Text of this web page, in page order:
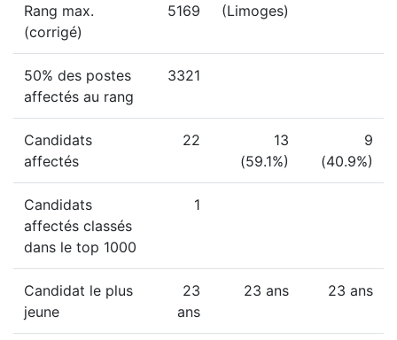
Rang max.
(corrigé)
5169 (Limoges)
50% des postes
affectés au rang
3321
Candidats
affectés
22
13
(59.1%)
9
(40.9%)
Candidats
affectés classés
dans le top 1000
1
Candidat le plus
jeune
23
ans
23 ans 23 ans